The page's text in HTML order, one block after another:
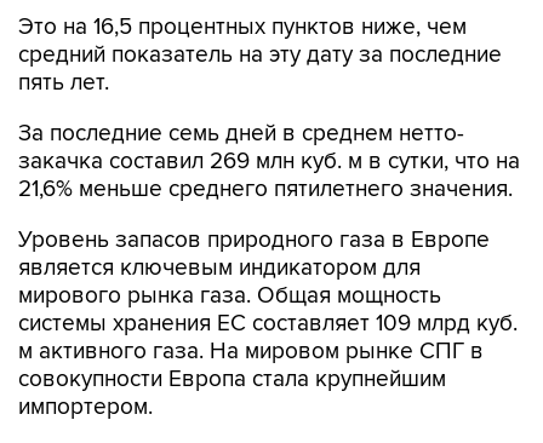
Это на 16,5 процентных пунктов ниже, чем
средний показатель на эту дату за последние
пять лет.
За последние семь дней в среднем нетто-
закачка составил 269 млн куб. м в сутки, что на
21,6% меньше среднего пятилетнего значения.
Уровень запасов природного газа в Европе
является ключевым индикатором для
мирового рынка газа. Общая мощность
системы хранения ЕС составляет 109 млрд куб.
м активного газа. На мировом рынке СПГ в
совокупности Европа стала крупнейшим
импортером.